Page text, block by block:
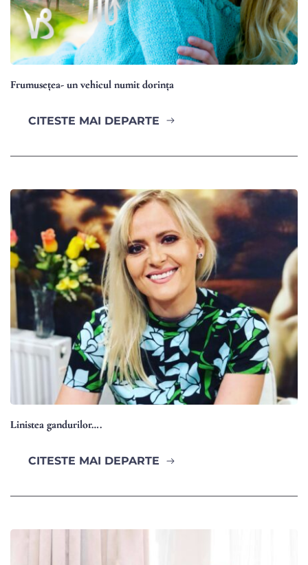
Frumusețea- un vehicul numit dorința
CITESTE MAI DEPARTE
Linistea gandurilor….
CITESTE MAI DEPARTE